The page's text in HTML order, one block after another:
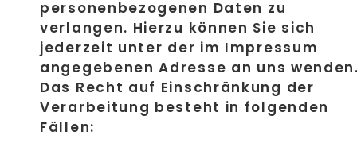
personenbezogenen Daten zu
verlangen. Hierzu können Sie sich
jederzeit unter der im Impressum
angegebenen Adresse an uns
Das Recht auf Einschränkung der
Verarbeitung besteht in folgenden
Fällen: